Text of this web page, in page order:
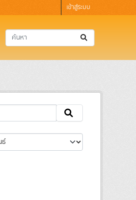
เข้าสู่ระบบ